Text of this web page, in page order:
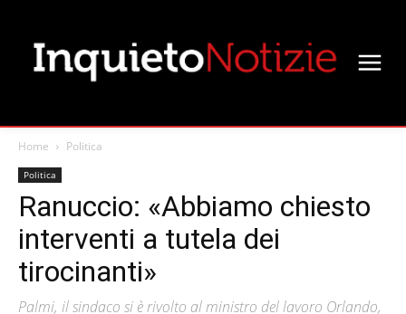
Home Politica
Politica
Ranuccio: «Abbiamo chiesto
interventi a tutela dei
tirocinanti»
Palmi, il sindaco si è rivolto al ministro del lavoro Orlando,